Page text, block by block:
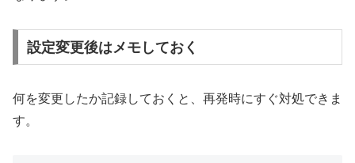
設定変更後はメモしておく
何を変更したか記録しておくと、再発時にすぐ対処できま
す。